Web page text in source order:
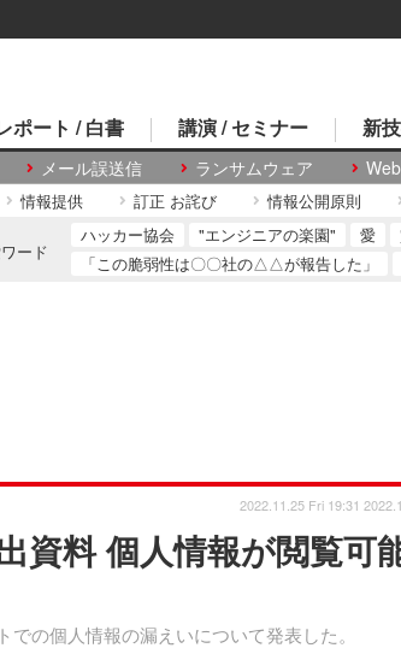
メール誤送信 ランサムウェア
ポート / 白書 講演 / セミナー 新
情報提供 訂正 お詫び 情報公開原則
ード
ハッカー協会 "エンジニアの楽園" 愛
「この脆弱性は〇〇社の△△が報告した」
資料 個人情報が閲覧可
の個人情報の漏えいについて発表した。
2022.11.25 Fri 19:31